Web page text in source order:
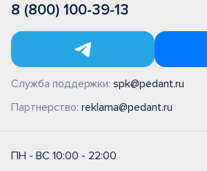
8 (800) 100-39-13
Служба поддержки: spk@pedant.ru
Партнерство: reklama@pedant.ru
ПН - ВС 10:00 - 22:00